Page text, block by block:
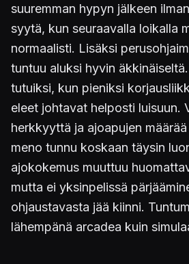
suuremman hypyn jälkeen
syytä, kun seuraavalla loikalla
normaalisti. Lisäksi
tuntuu aluksi hyvin
tutuiksi, kun pieniksi
eleet johtavat helposti luisuun.
herkkyyttä ja ajoapujen
meno tunnu koskaan täysin
ajokokemus muuttuu
mutta ei yksinpelissä
ohjaustavasta jää kiinni.
lähempänä arcadea kuin